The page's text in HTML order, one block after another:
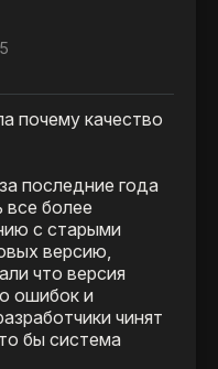
последние года
все более
с старыми
версию,
что версия
ошибок и
чинят
бы система